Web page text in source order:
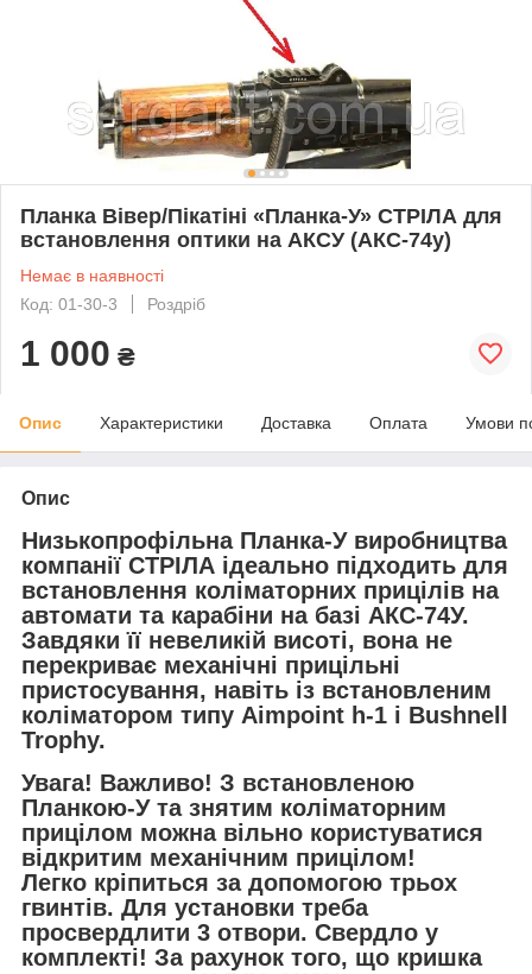
Планка Вівер/Пікатіні «Планка-У» СТРІЛА для
встановлення оптики на АКСУ (АКС-74у)
Немає в наявності
Код: 01-30-3
Роздріб
1 000 ₴
Опис Характеристики Доставка Оплата Умови
Опис
Низькопрофільна Планка-У виробництва
компанії СТРІЛА ідеально підходить для
встановлення коліматорних прицілів на
автомати та карабіни на базі АКС-74У.
Завдяки її невеликій висоті, вона не
перекриває механічні прицільні
пристосування, навіть із встановленим
коліматором типу Aimpoint h-1 і Bushnell
Trophy.
Увага! Важливо! З встановленою
Планкою-У та знятим коліматорним
прицілом можна вільно користуватися
відкритим механічним прицілом!
Легко кріпиться за допомогою трьох
гвинтів. Для установки треба
просвердлити 3 отвори. Свердло у
комплекті! За рахунок того, що кришка